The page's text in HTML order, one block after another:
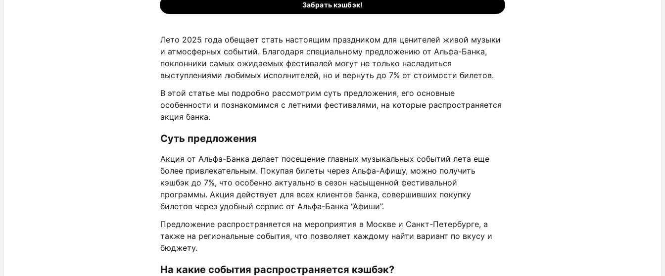
Забрать кэшбэк!
Лето 2025 года обещает стать настоящим праздником для ценителей живой музыки
и атмосферных событий. Благодаря специальному предложению от Альфа-Банка,
поклонники самых ожидаемых фестивалей могут не только насладиться
выступлениями любимых исполнителей, но и вернуть до 7% от стоимости билетов.
В этой статье мы подробно рассмотрим суть предложения, его основные
особенности и познакомимся с летними фестивалями, на которые распространяется
акция банка.
Суть предложения
Акция от Альфа-Банка делает посещение главных музыкальных событий лета еще
более привлекательным. Покупая билеты через Альфа-Афишу, можно получить
кэшбэк до 7%, что особенно актуально в сезон насыщенной фестивальной
программы. Акция действует для всех клиентов банка, совершивших покупку
билетов через удобный сервис от Альфа-Банка “Афиши”.
Предложение распространяется на мероприятия в Москве и Санкт-Петербурге, а
также на региональные события, что позволяет каждому найти вариант по вкусу и
бюджету.
На какие события распространяется кэшбэк?